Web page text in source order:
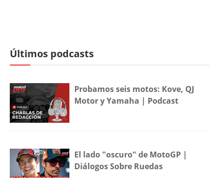
Últimos podcasts
Probamos seis motos: Kove, QJ
Motor y Yamaha | Podcast
El lado "oscuro" de MotoGP |
Diálogos Sobre Ruedas